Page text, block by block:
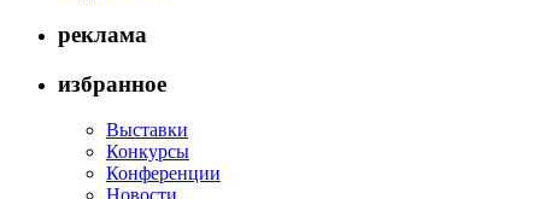
реклама
избранное
Выставки
Конкурсы
Конференции